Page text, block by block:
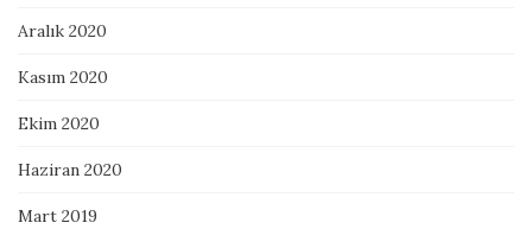
Aralık 2020
Kasım 2020
Ekim 2020
Haziran 2020
Mart 2019